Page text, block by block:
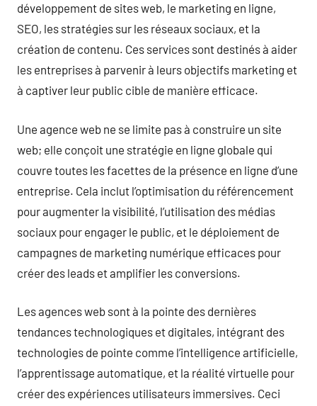
développement de sites web, le marketing en ligne,
SEO, les stratégies sur les réseaux sociaux, et la
création de contenu. Ces services sont destinés à aider
les entreprises à parvenir à leurs objectifs marketing et
à captiver leur public cible de manière efficace.
Une agence web ne se limite pas à construire un site
web; elle conçoit une stratégie en ligne globale qui
couvre toutes les facettes de la présence en ligne d’une
entreprise. Cela inclut l’optimisation du référencement
pour augmenter la visibilité, l’utilisation des médias
sociaux pour engager le public, et le déploiement de
campagnes de marketing numérique efficaces pour
créer des leads et amplifier les conversions.
Les agences web sont à la pointe des dernières
tendances technologiques et digitales, intégrant des
technologies de pointe comme l’intelligence artificielle,
l’apprentissage automatique, et la réalité virtuelle pour
créer des expériences utilisateurs immersives. Ceci